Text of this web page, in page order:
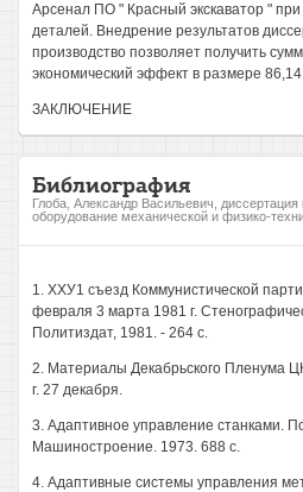
Арсенал ПО " Красный экскаватор "
деталей. Внедрение результатов
производство позволяет получить
экономический эффект в размере
ЗАКЛЮЧЕНИЕ
Библиография
Глоба, Александр Васильевич,
оборудование механической и физико-
1. ХХУ1 съезд Коммунистической
февраля 3 марта 1981 г.
Политиздат, 1981. - 264 с.
2. Материалы Декабрьского Пленума
г. 27 декабря.
3. Адаптивное управление станками.
Машиностроение. 1973. 688 с.
4. Адаптивные системы управления